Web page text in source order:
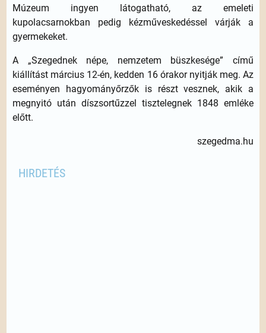
Múzeum ingyen látogatható, az emeleti
kupolacsarnokban pedig kézműveskedéssel várják a
gyermekeket.
A „Szegednek népe, nemzetem büszkesége” című
kiállítást március 12-én, kedden 16 órakor nyitják meg. Az
eseményen hagyományőrzők is részt vesznek, akik a
megnyitó után díszsortűzzel tisztelegnek 1848 emléke
előtt.
szegedma.hu
HIRDETÉS